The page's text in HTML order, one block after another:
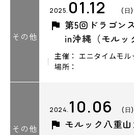
その他
2025. 01.12 (日)
第5回ドラゴン
in沖縄（モル
主催： エニタイムモル
場所：
その他
2024. 10.06 (日)
モルック八重